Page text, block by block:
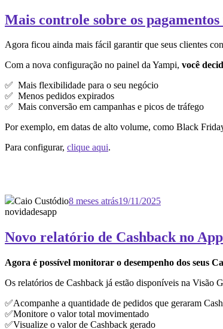
Mais controle sobre os
Agora ficou ainda mais fácil garantir que seus clientes
Com a nova configuração no painel da Yampi, você
✅ Mais flexibilidade para o seu negócio
✅ Menos pedidos expirados
✅ Mais conversão em campanhas e picos de tráfego
Por exemplo, em datas de alto volume, como Black
Para configurar, clique aqui.
Caio Custódio8 meses atrás19/11/2025
novidadesapp
Novo relatório de Cashback no
Agora é possível monitorar o desempenho dos seus
Os relatórios de Cashback já estão disponíveis na Visão
✅Acompanhe a quantidade de pedidos que geraram
✅Monitore o valor total movimentado
✅Visualize o valor de Cashback gerado